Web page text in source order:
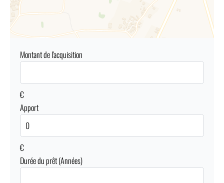
Montant de l'acquisition
€
Apport
€
Durée du prêt (Années)